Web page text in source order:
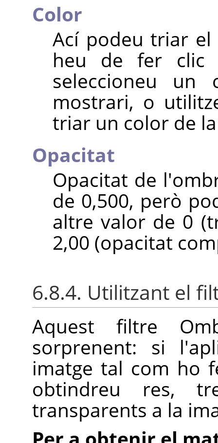
Color
Ací podeu triar
heu de fer clic
seleccioneu un
mostrari, o
triar un color de
Opacitat
Opacitat de
de 0,500, però
altre valor de 0
2,00 (opacitat
6.8.4. Utilitzant el
Aquest filtre
sorprenent: si
imatge tal com ho
obtindreu res,
transparents a la